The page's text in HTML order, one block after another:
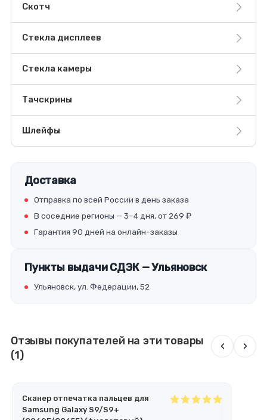
Скотч
Стекла дисплеев
Стекла камеры
Тачскрины
Шлейфы
Доставка
Отправка по всей России в день заказа
В соседние регионы — 3–4 дня, от 269 ₽
Гарантия 90 дней на онлайн-заказы
Пункты выдачи СДЭК — Ульяновск
Ульяновск, ул. Федерации, 52
Отзывы покупателей на эти товары
(1)
‹ ›
Сканер отпечатка пальцев для
Samsung Galaxy S9/S9+